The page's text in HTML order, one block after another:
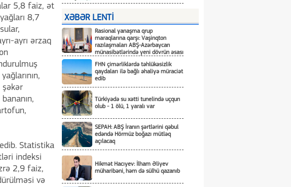
5,8 faiz, ət
8,7
ayrı ərzaq
şəkər
Statistika
indeksi
2,9 faiz,
və
XƏBƏR LENTİ
Rasional yanaşma qrup
maraqlarına qarşı: Vaşinqton
razılaşmaları ABŞ-Azərbaycan
münasibətlərində yeni dövrün əsası
FHN çimərliklərdə təhlükəsizlik
qaydaları ilə bağlı əhaliyə müraciət
edib
Türkiyədə su xətti tunelində uçqun
olub - 1 ölü, 1 yaralı var
SEPAH: ABŞ İranın şərtlərini qəbul
edəndə Hörmüz boğazı mütləq
açılacaq
Hikmət Hacıyev: İlham Əliyev
müharibəni, həm də sülhü qazanıb